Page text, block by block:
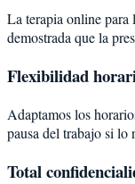
La terapia online para
demostrada que la
Flexibilidad
Adaptamos los
pausa del trabajo si lo
Total